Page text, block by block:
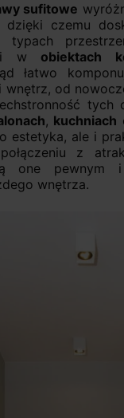
sufitowe
dzięki czemu
typach
i w obiektach
łatwo
wnętrz, od
tych
, kuchniach
estetyka, ale i
z
one pewnym i
wnętrza.